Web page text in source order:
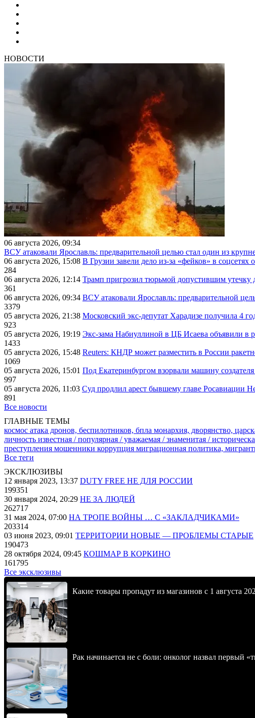
НОВОСТИ
06 августа 2026, 09:34
ВСУ атаковали Ярославль: предварительной целью стал один из
06 августа 2026, 15:08 В Грузии завели дело из-за «фейков» в
284
06 августа 2026, 12:14 Трамп пригрозил тюрьмой допустившим
361
06 августа 2026, 09:34 ВСУ атаковали Ярославль: предварительной
3379
05 августа 2026, 21:38 Московский экс-депутат Харадизе получила 4
923
05 августа 2026, 19:19 Экс-зама Набиуллиной в ЦБ Исаева объявили в
1433
05 августа 2026, 15:48 Reuters: КНДР может разместить в России
1069
05 августа 2026, 15:01 Под Екатеринбургом взорвали машину
997
05 августа 2026, 11:03 Суд продлил арест бывшему главе Росавиации
891
Все новости
ГЛАВНЫЕ ТЕМЫ
космос атака дронов, беспилотников, бпла монархия, дворянство,
личность известная / популярная / уважаемая / знаменитая /
преступления мошенники коррупция миграционная политика,
Все теги
ЭКСКЛЮЗИВЫ
12 января 2023, 13:37 DUTY FREE НЕ ДЛЯ РОССИИ
199351
30 января 2024, 20:29 НЕ ЗА ЛЮДЕЙ
262717
31 мая 2024, 07:00 НА ТРОПЕ ВОЙНЫ … С «ЗАКЛАДЧИКАМИ»
203314
03 июня 2023, 09:01 ТЕРРИТОРИИ НОВЫЕ — ПРОБЛЕМЫ СТАРЫЕ
190473
28 октября 2024, 09:45 КОШМАР В КОРКИНО
161795
Все эксклюзивы
Какие товары пропадут из магазинов с 1 августа
Рак начинается не с боли: онколог назвал первый